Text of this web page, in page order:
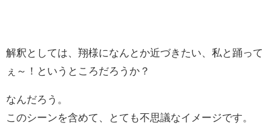
解釈としては、翔様になんとか近づきたい、私と踊って
ぇ～！というところだろうか？
なんだろう。
このシーンを含めて、とても不思議なイメージです。